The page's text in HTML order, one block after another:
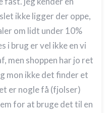
ikke ligger der oppe,
om lidt under 10%
i brug er vel ikke en vi
men shoppen har jo ret
mon ikke det finder et
er nogle få (fjolser)
for at bruge det til en